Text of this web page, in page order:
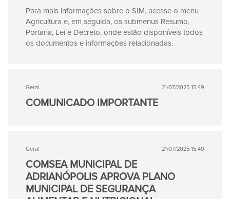
Para mais informações sobre o SIM, acesse o menu
Agricultura e, em seguida, os submenus Resumo,
Portaria, Lei e Decreto, onde estão disponíveis todos
os documentos e informações relacionadas.
Geral 21/07/2025 15:49
COMUNICADO IMPORTANTE
Geral 21/07/2025 15:49
COMSEA MUNICIPAL DE
ADRIANÓPOLIS APROVA PLANO
MUNICIPAL DE SEGURANÇA